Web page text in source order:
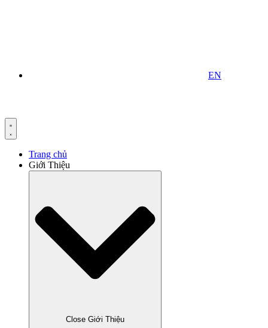
EN
Trang chủ
Giới Thiệu
Close Giới Thiệu